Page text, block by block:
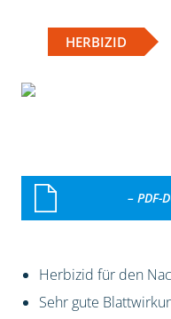
HERBIZID
– PDF-
Herbizid für den
Sehr gute